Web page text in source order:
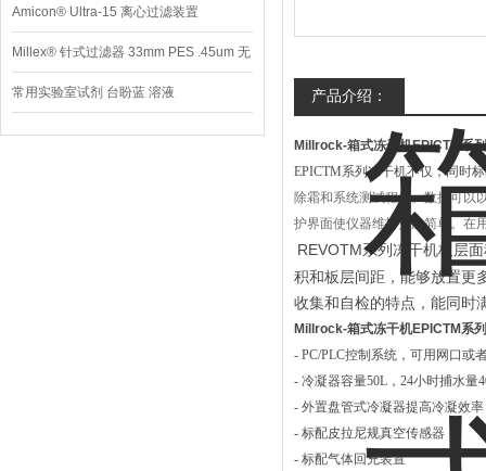
Amicon® Ultra-15 离心过滤装置
Millex® 针式过滤器 33mm PES .45um 无
菌
常用实验室试剂 台盼蓝 溶液 产品介绍：
Millrock-箱式冻干机EPICTM系列
EPICTM系列冻干机不仅，同时
除霜和系统测试程序。数据可以
护界面使仪器维护更加简单。在
REVOTM系列冻干机板层
积和板层间距，能够放置更
收集和自检的特点，能同时
Millrock-箱式冻干机EPICTM系列
- PC/PLC控制系统，可用网口或
- 冷凝器容量50L，24小时捕水量
- 外置盘管式冷凝器提高冷凝效率
- 标配皮拉尼规真空传感器
- 标配气体回充装置